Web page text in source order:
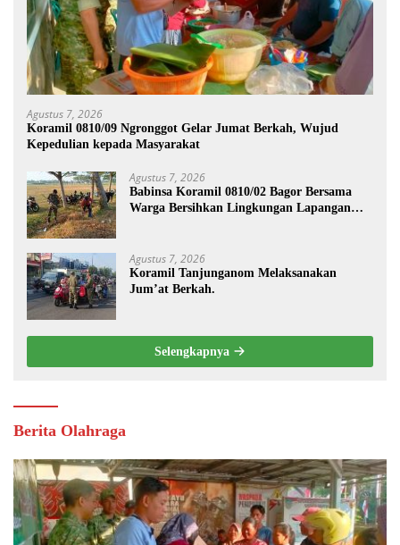
Agustus 7, 2026
Koramil 0810/09 Ngronggot Gelar Jumat Berkah, Wujud
Kepedulian kepada Masyarakat
Agustus 7, 2026
Babinsa Koramil 0810/02 Bagor Bersama
Warga Bersihkan Lingkungan Lapangan
Agustus 7, 2026
Koramil Tanjunganom Melaksanakan
Jum’at Berkah.
Selengkapnya
Berita Olahraga